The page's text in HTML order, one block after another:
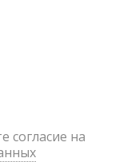
согласие на